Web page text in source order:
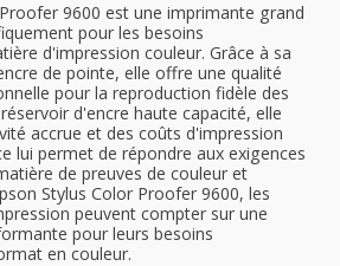
9600 est une imprimante grand
pour les besoins
d'impression couleur. Grâce à sa
de pointe, elle offre une qualité
pour la reproduction fidèle des
d'encre haute capacité, elle
accrue et des coûts d'impression
lui permet de répondre aux exigences
de preuves de couleur et
Stylus Color Proofer 9600, les
peuvent compter sur une
pour leurs besoins
en couleur.